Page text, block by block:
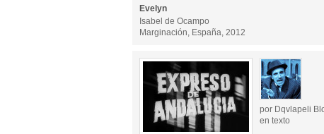
Evelyn
Isabel de Ocampo
Marginación, España, 2012
por Dqvlapeli
en texto